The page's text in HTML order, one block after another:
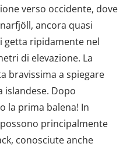
verso occidente, dove
ancora quasi
getta ripidamente nel
di elevazione. La
bravissima a spiegare
islandese. Dopo
la prima balena! In
principalmente
conosciute anche